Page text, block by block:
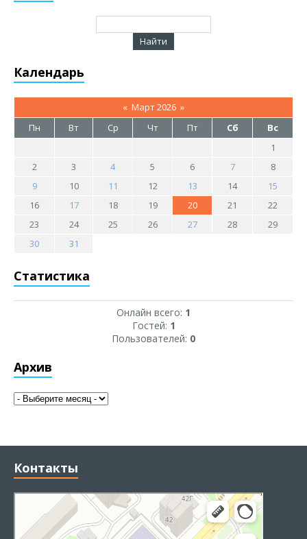
Календарь
« Март 2026 »
Пн
Вт Ср Чт Пт Сб
Вс
1
2
3 4 5 6 7
8
9
10 11 12 13 14
15
16
17 18 19 20 21
22
23
24 25 26 27 28
29
30
31
Статистика
Онлайн всего: 1
Гостей: 1
Пользователей: 0
Архив
Контакты